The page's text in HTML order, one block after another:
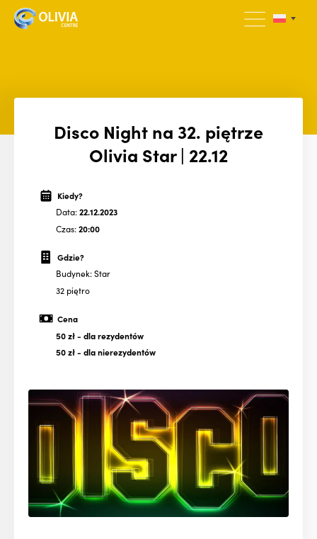
Disco Night na 32. piętrze
Olivia Star | 22.12
Kiedy?
Data:22.12.2023
Czas:20:00
Gdzie?
Budynek: Star
32 piętro
Cena
50 zł- dla rezydentów
50 zł- dla nierezydentów